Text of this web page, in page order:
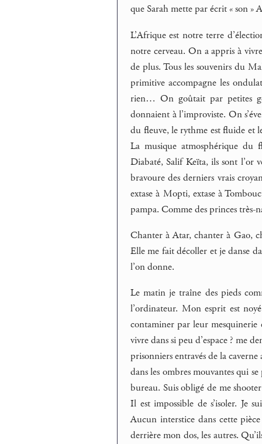
que Sarah mette par écrit « son »
L’Afrique est notre terre
notre cerveau. On a appris à
de plus. Tous les souvenirs du
primitive accompagne les
rien… On goûtait par petites
donnaient à l’improviste. On
du fleuve, le rythme est fluide et
La musique atmosphérique du
Diabaté, Salif Keïta, ils sont l’or
bravoure des derniers vrais
extase à Mopti, extase à
pampa. Comme des princes très-
Chanter à Atar, chanter à Gao,
Elle me fait décoller et je danse
l’on donne.
Le matin je traîne des pieds
l’ordinateur. Mon esprit est
contaminer par leur
vivre dans si peu d’espace ? me
prisonniers entravés de la
dans les ombres mouvantes qui
bureau. Suis obligé de me
Il est impossible de s’isoler. Je
Aucun interstice dans cette pièce
derrière mon dos, les autres.